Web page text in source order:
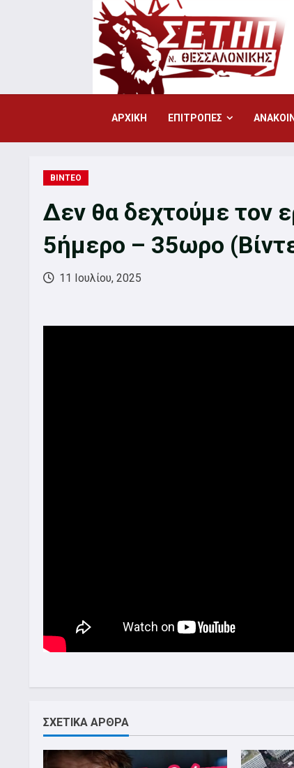
ΑΡΧΙΚΗ ΕΠΙΤΡΟΠΕΣ
ΒΙΝΤΕΟ
Δεν θα δεχτούμε τον
5ήμερο – 35ωρο
11 Ιουλίου, 2025
ΣΧΕΤΙΚΑ ΑΡΘΡΑ